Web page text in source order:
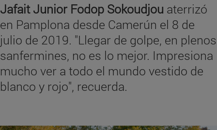
Jafait Junior Fodop Sokoudjou aterrizó
en Pamplona desde Camerún el 8 de
julio de 2019. "Llegar de golpe, en plenos
sanfermines, no es lo mejor. Impresiona
mucho ver a todo el mundo vestido de
blanco y rojo", recuerda.